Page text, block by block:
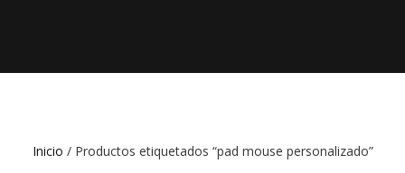
Inicio / Productos etiquetados “pad mouse personalizado”